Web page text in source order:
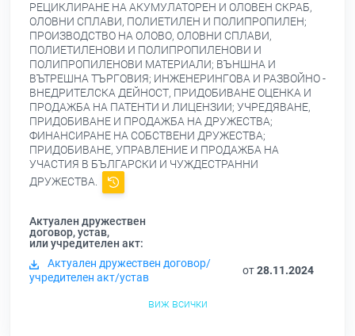
РЕЦИКЛИРАНЕ НА АКУМУЛАТОРЕН И ОЛОВЕН СКРАБ,
ОЛОВНИ СПЛАВИ, ПОЛИЕТИЛЕН И ПОЛИПРОПИЛЕН;
ПРОИЗВОДСТВО НА ОЛОВО, ОЛОВНИ СПЛАВИ,
ПОЛИЕТИЛЕНОВИ И ПОЛИПРОПИЛЕНОВИ И
ПОЛИПРОПИЛЕНОВИ МАТЕРИАЛИ; ВЪНШНА И
ВЪТРЕШНА ТЪРГОВИЯ; ИНЖЕНЕРИНГОВА И РАЗВОЙНО -
ВНЕДРИТЕЛСКА ДЕЙНОСТ, ПРИДОБИВАНЕ ОЦЕНКА И
ПРОДАЖБА НА ПАТЕНТИ И ЛИЦЕНЗИИ; УЧРЕДЯВАНЕ,
ПРИДОБИВАНЕ И ПРОДАЖБА НА ДРУЖЕСТВА;
ФИНАНСИРАНЕ НА СОБСТВЕНИ ДРУЖЕСТВА;
ПРИДОБИВАНЕ, УПРАВЛЕНИЕ И ПРОДАЖБА НА
УЧАСТИЯ В БЪЛГАРСКИ И ЧУЖДЕСТРАННИ
ДРУЖЕСТВА.
Актуален дружествен
договор, устав,
или учредителен акт:
Актуален дружествен договор/
учредителен акт/устав
от28.11.2024
виж всички